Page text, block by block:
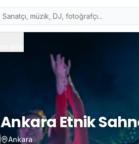
Ankara Etnik
Ankara